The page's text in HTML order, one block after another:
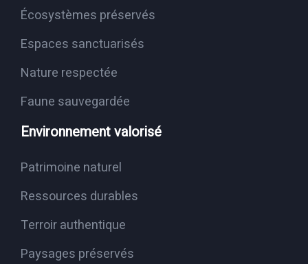
Écosystèmes préservés
Espaces sanctuarisés
Nature respectée
Faune sauvegardée
Environnement valorisé
Patrimoine naturel
Ressources durables
Terroir authentique
Paysages préservés